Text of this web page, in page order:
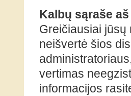
Kalbų sąraše
Greičiausiai jūsų
neišvertė šios
vertimas
informacijos